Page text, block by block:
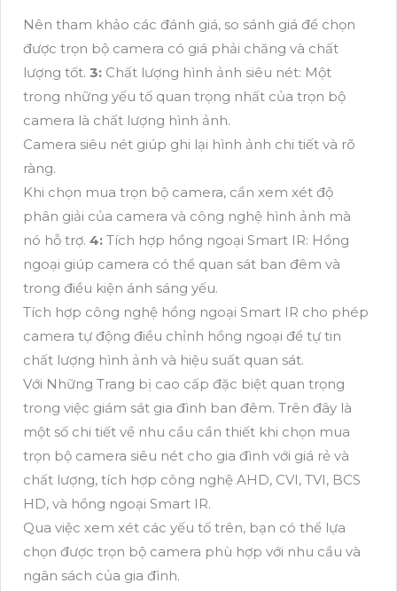
Nên tham khảo các đánh giá, so sánh giá để chọn
được trọn bộ camera có giá phải chăng và chất
lượng tốt. 3: Chất lượng hình ảnh siêu nét: Một
trong những yếu tố quan trọng nhất của trọn bộ
camera là chất lượng hình ảnh.
Camera siêu nét giúp ghi lại hình ảnh chi tiết và rõ
ràng.
Khi chọn mua trọn bộ camera, cần xem xét độ
phân giải của camera và công nghệ hình ảnh mà
nó hỗ trợ. 4: Tích hợp hồng ngoại Smart IR: Hồng
ngoại giúp camera có thể quan sát ban đêm và
trong điều kiện ánh sáng yếu.
Tích hợp công nghệ hồng ngoại Smart IR cho phép
camera tự động điều chỉnh hồng ngoại để tự tin
chất lượng hình ảnh và hiệu suất quan sát.
Với Những Trang bị cao cấp đặc biệt quan trọng
trong việc giám sát gia đình ban đêm. Trên đây là
một số chi tiết về nhu cầu cần thiết khi chọn mua
trọn bộ camera siêu nét cho gia đình với giá rẻ và
chất lượng, tích hợp công nghệ AHD, CVI, TVI, BCS
HD, và hồng ngoại Smart IR.
Qua việc xem xét các yếu tố trên, bạn có thể lựa
chọn được trọn bộ camera phù hợp với nhu cầu và
ngân sách của gia đình.